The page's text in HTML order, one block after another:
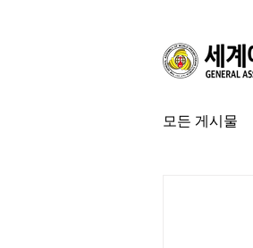
모든 게시물